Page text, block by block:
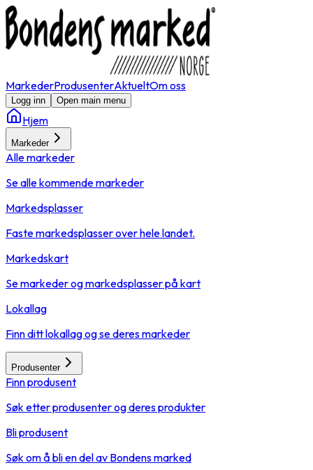
MarkederProdusenterAktueltOm oss
Logg inn Open main menu
Hjem
Markeder
Alle markeder
Se alle kommende markeder
Markedsplasser
Faste markedsplasser over hele landet.
Markedskart
Se markeder og markedsplasser på kart
Lokallag
Finn ditt lokallag og se deres markeder
Produsenter
Finn produsent
Søk etter produsenter og deres produkter
Bli produsent
Søk om å bli en del av Bondens marked